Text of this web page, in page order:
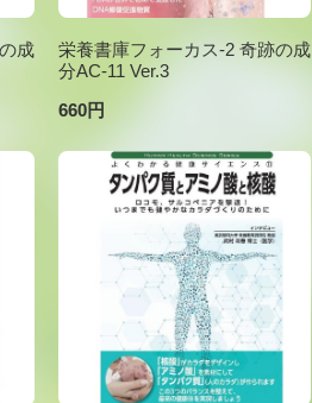
成
栄養書庫フォーカス-2 奇跡の成
分AC-11 Ver.3
660円